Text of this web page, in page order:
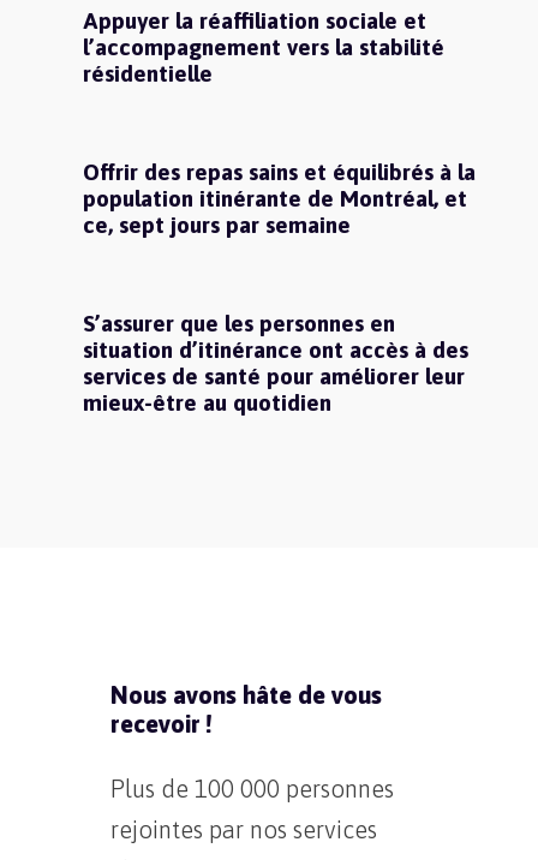
Appuyer la réaffiliation sociale et
l’accompagnement vers la stabilité
résidentielle
Offrir des repas sains et équilibrés à la
population itinérante de Montréal, et
ce, sept jours par semaine
S’assurer que les personnes en
situation d’itinérance ont accès à des
services de santé pour améliorer leur
mieux-être au quotidien
Nous avons hâte de vous
recevoir !
Plus de 100 000 personnes
rejointes par nos services